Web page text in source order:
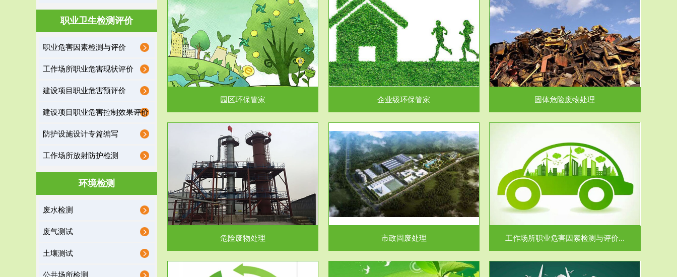
职业卫生检测评价
职业危害因素检测与评价
工作场所职业危害现状评价
建设项目职业危害预评价
建设项目职业危害控制效果评价
防护设施设计专篇编写
工作场所放射防护检测
环境检测
废水检测
废气测试
土壤测试
公共场所检测
服务范围
园区环保管家
保护作用促进供给侧结...
园区环保管家
服务范围
企业级环保管家
排污许可证作为企业环保执法情况的一个重要依
据，其必要性及合规性...
企业级环保管家
服务范围
固体危险废物处理
固体废物解释：固体废物是指人们在生产建设、
日常生活和其他活动中...
固体危险废物处理
服务范围
危险废物处理
危险废物解释：根据《中华人民共和国固体废物
污染防治法》的规定，危...
危险废物处理
服务范围
市政固废处理
蔚蓝生态环境科技所从事的市政废物处理业务包
括市政废物的处理处...
市政固废处理
服务范围
工作场所职业危害因素检测与评价...
【检测评价意义】：全面了解工作场所职业病危
害因素分布与浓（强）度...
工作场所职业危害因素检测与评价...